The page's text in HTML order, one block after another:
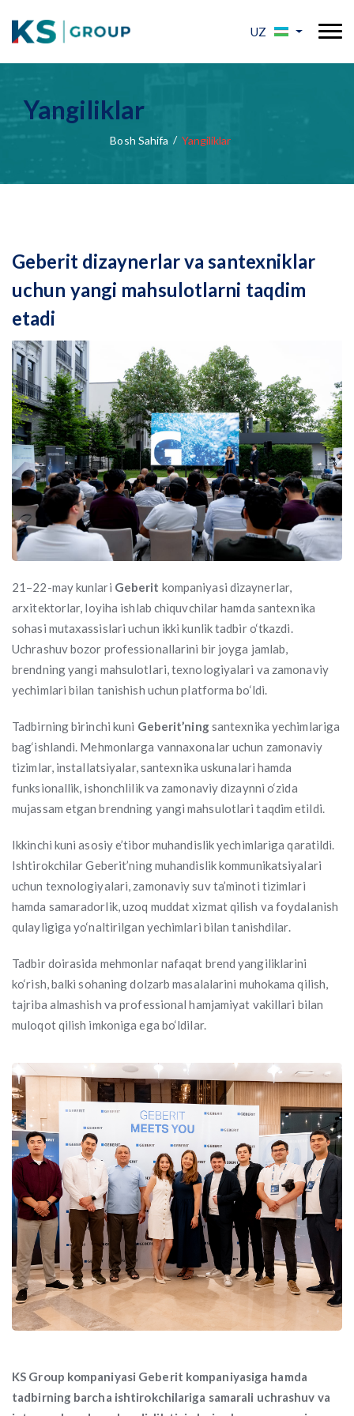
UZ
Yangiliklar
Bosh Sahifa Yangiliklar
Geberit dizaynerlar va santexniklar
uchun yangi mahsulotlarni taqdim
etadi
21–22-may kunlari Geberit kompaniyasi dizaynerlar,
arxitektorlar, loyiha ishlab chiquvchilar hamda santexnika
sohasi mutaxassislari uchun ikki kunlik tadbir o‘tkazdi.
Uchrashuv bozor professionallarini bir joyga jamlab,
brendning yangi mahsulotlari, texnologiyalari va zamonaviy
yechimlari bilan tanishish uchun platforma bo‘ldi.
Tadbirning birinchi kuni Geberit’ningsantexnika yechimlariga
bag‘ishlandi. Mehmonlarga vannaxonalar uchun zamonaviy
tizimlar, installatsiyalar, santexnika uskunalari hamda
funksionallik, ishonchlilik va zamonaviy dizaynni o‘zida
mujassam etgan brendning yangi mahsulotlari taqdim etildi.
Ikkinchi kuni asosiy e’tibor muhandislik yechimlariga qaratildi.
Ishtirokchilar Geberit’ning muhandislik kommunikatsiyalari
uchun texnologiyalari, zamonaviy suv ta’minoti tizimlari
hamda samaradorlik, uzoq muddat xizmat qilish va foydalanish
qulayligiga yo‘naltirilgan yechimlari bilan tanishdilar.
Tadbir doirasida mehmonlar nafaqat brend yangiliklarini
ko‘rish, balki sohaning dolzarb masalalarini muhokama qilish,
tajriba almashish va professional hamjamiyat vakillari bilan
muloqot qilish imkoniga ega bo‘ldilar.
KS Group kompaniyasi Geberit kompaniyasiga hamda
tadbirning barcha ishtirokchilariga samarali uchrashuv va